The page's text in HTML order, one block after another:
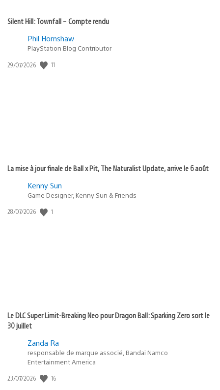
Silent Hill: Townfall – Compte rendu
Phil Hornshaw
PlayStation Blog Contributor
Date
29/07/2026 11
La mise à jour finale de Ball x Pit, The Naturalist Update, arrive le 6 août
Kenny Sun
Game Designer, Kenny Sun & Friends
Date
28/07/2026 1
Le DLC Super Limit-Breaking Neo pour Dragon Ball: Sparking Zero sort le
30 juillet
Zanda Ra
responsable de marque associé, Bandai Namco
Entertainment America
Date
23/07/2026 16